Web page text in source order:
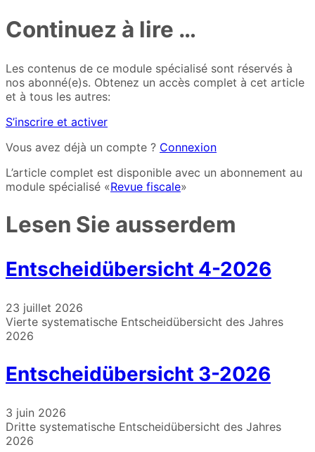
Continuez à lire …
Les contenus de ce module spécialisé sont réservés à
nos abonné(e)s. Obtenez un accès complet à cet article
et à tous les autres:
S’inscrire et activer
Vous avez déjà un compte ? Connexion
L’article complet est disponible avec un abonnement au
module spécialisé «Revue fiscale»
Lesen Sie ausserdem
Entscheidübersicht 4-2026
23 juillet 2026
Vierte systematische Entscheidübersicht des Jahres
2026
Entscheidübersicht 3-2026
3 juin 2026
Dritte systematische Entscheidübersicht des Jahres
2026